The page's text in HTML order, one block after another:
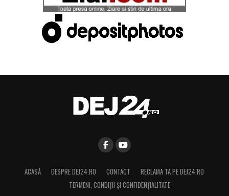
ACASĂ DESPRE DEJ24.RO CONTACT
RECLAMA TA PE DEJ24.RO
TERMENI, CONDIŢII ȘI CONFIDENȚIALITATE